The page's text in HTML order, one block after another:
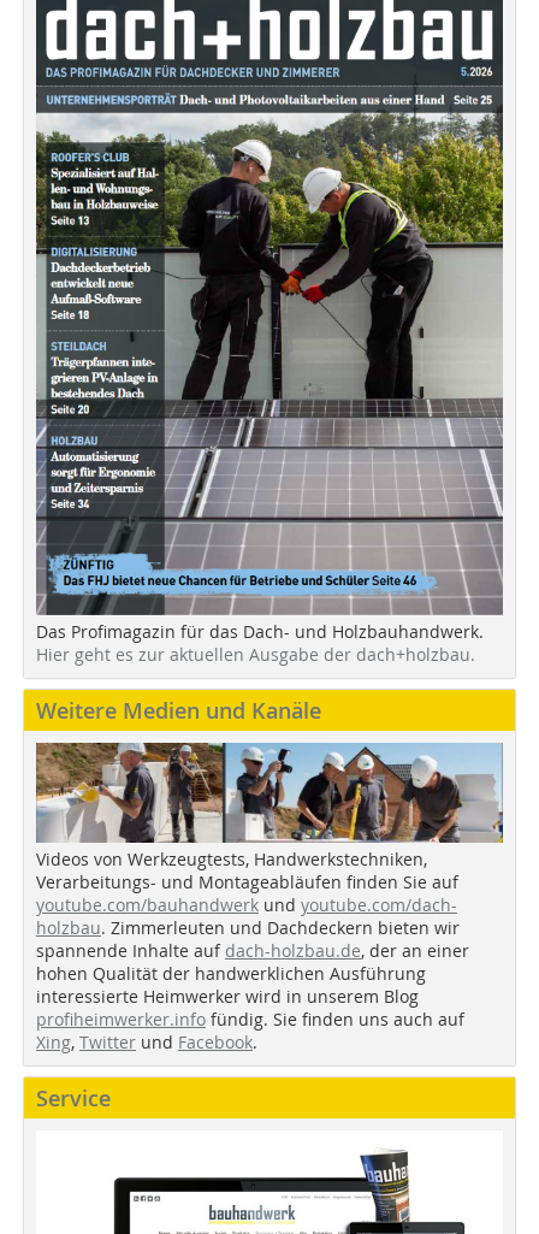
Das Profimagazin für das Dach- und Holzbauhandwerk.
Hier geht es zur aktuellen Ausgabe der dach+holzbau.
Weitere Medien und Kanäle
Videos von Werkzeugtests, Handwerkstechniken,
Verarbeitungs- und Montageabläufen finden Sie auf
youtube.com/bauhandwerk und youtube.com/dach-
holzbau. Zimmerleuten und Dachdeckern bieten wir
spannende Inhalte auf dach-holzbau.de, der an einer
hohen Qualität der handwerklichen Ausführung
interessierte Heimwerker wird in unserem Blog
profiheimwerker.info fündig. Sie finden uns auch auf
Xing, Twitter und Facebook.
Service